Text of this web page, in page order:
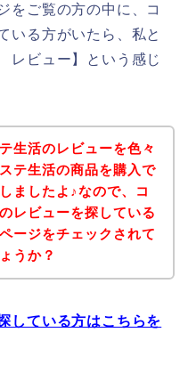
をご覧の方の中に、コ
いる方がいたら、私と
レビュー】という感じ
生活のレビューを色々
テ生活の商品を購入で
ましたよ♪なので、コ
レビューを探している
ージをチェックされて
うか？
している方はこちらを